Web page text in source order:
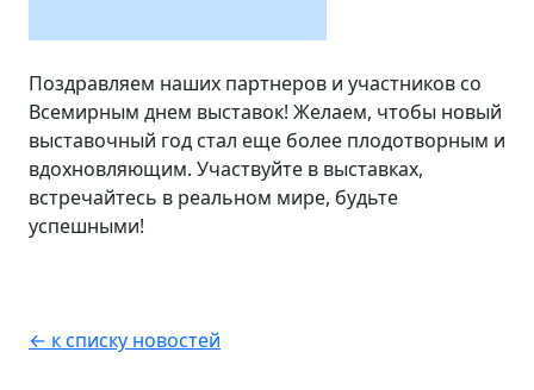
Поздравляем наших партнеров и участников со
Всемирным днем выставок! Желаем, чтобы новый
выставочный год стал еще более плодотворным и
вдохновляющим. Участвуйте в выставках,
встречайтесь в реальном мире, будьте
успешными!
← к списку новостей